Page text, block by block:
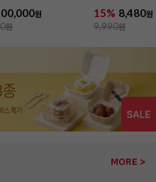
원
원
15% 8,480원
9,990원
MORE >